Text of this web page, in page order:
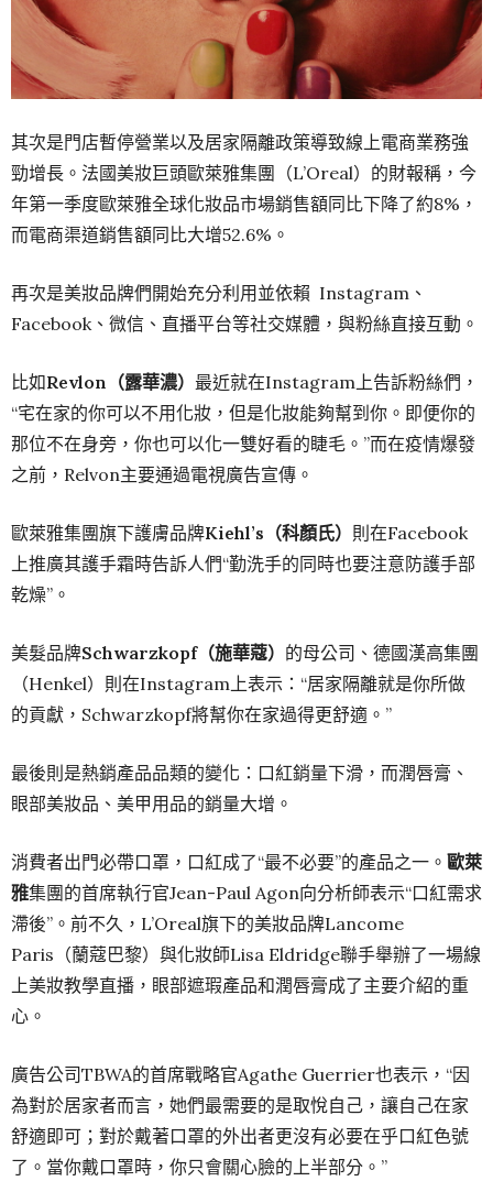
其次是門店暫停營業以及居家隔離政策導致線上電商業務強
勁增長。法國美妝巨頭歐萊雅集團（L’Oreal）的財報稱，今
年第一季度歐萊雅全球化妝品市場銷售額同比下降了約8%，
而電商渠道銷售額同比大增52.6%。
再次是美妝品牌們開始充分利用並依賴 Instagram、
Facebook、微信、直播平台等社交媒體，與粉絲直接互動。
比如Revlon（露華濃） 最近就在Instagram上告訴粉絲們，
“宅在家的你可以不用化妝，但是化妝能夠幫到你。即便你的
那位不在身旁，你也可以化一雙好看的睫毛。”而在疫情爆發
之前，Relvon主要通過電視廣告宣傳。
歐萊雅集團旗下護膚品牌Kiehl’s（科顏氏） 則在Facebook
上推廣其護手霜時告訴人們“勤洗手的同時也要注意防護手部
乾燥”。
美髮品牌Schwarzkopf（施華蔻） 的母公司、德國漢高集團
（Henkel）則在Instagram上表示：“居家隔離就是你所做
的貢獻，Schwarzkopf將幫你在家過得更舒適。”
最後則是熱銷產品品類的變化：口紅銷量下滑，而潤唇膏、
眼部美妝品、美甲用品的銷量大增。
消費者出門必帶口罩，口紅成了“最不必要”的產品之一。 歐萊
雅集團的首席執行官Jean-Paul Agon向分析師表示“口紅需求
滯後”。前不久，L’Oreal旗下的美妝品牌Lancome
Paris（蘭蔻巴黎）與化妝師Lisa Eldridge聯手舉辦了一場線
上美妝教學直播，眼部遮瑕產品和潤唇膏成了主要介紹的重
心。
廣告公司TBWA的首席戰略官Agathe Guerrier也表示，“因
為對於居家者而言，她們最需要的是取悅自己，讓自己在家
舒適即可；對於戴著口罩的外出者更沒有必要在乎口紅色號
了。當你戴口罩時，你只會關心臉的上半部分。”